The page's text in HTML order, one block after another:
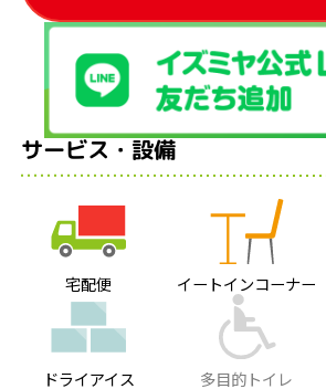
サービス・設備
宅配便 イートインコーナー
ドライアイス 多目的トイレ